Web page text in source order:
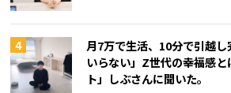
月7万で生活、10分で引越
いらない」Z世代の幸福感
ト」しぶさんに聞いた。